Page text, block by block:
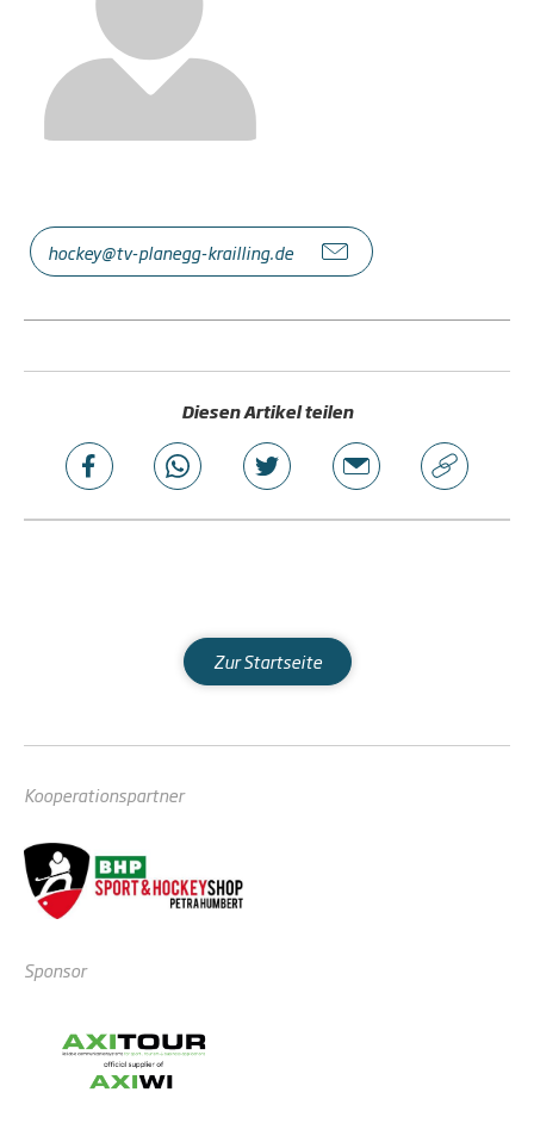
hockey@tv-planegg-krailling.de
Diesen Artikel teilen
Zur Startseite
Kooperationspartner
Sponsor